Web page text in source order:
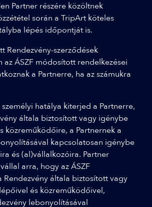
Partner részére közöltnek
során a TripArt köteles
lépés időpontját is.
Rendezvény-szerződések
az ÁSZF módosított rendelkezései
a Partnerre, ha az számukra
hatálya kiterjed a Partnerre,
általa biztosított vagy igénybe
közreműködőire, a Partnernek a
kapcsolatosan igénybe
és (al)vállalkozóira. Partner
arra, hogy az ÁSZF
Rendezvény általa biztosított vagy
és közreműködőivel,
lebonyolításával